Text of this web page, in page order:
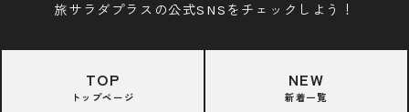
旅サラダプラスの公式SNSをチェックしよう！
TOP
トップページ
NEW
新着一覧